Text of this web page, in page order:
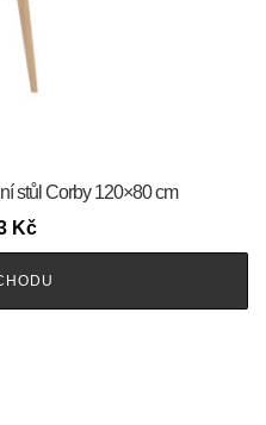
stůl Corby 120×80 cm
Kč